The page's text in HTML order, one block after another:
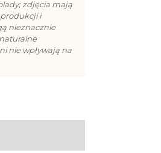
zdjęcia mają
i
nieznacznie
nie wpływają na